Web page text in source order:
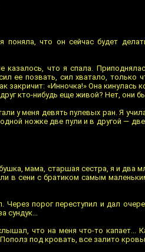
что он сейчас будет
казалось, что я спала.
ее позвать, сил хватало, только
закричит: «Инночка!» Она кинулась
кто-нибудь еще живой? Нет, они
у меня девять пулевых ран. Я
ножке две пули и в другой —
мама, старшая сестра, я и два
в сени с братиком самым
Через порог переступил и дал
сундук...
что на меня что-то капает...
под кровать, все залито